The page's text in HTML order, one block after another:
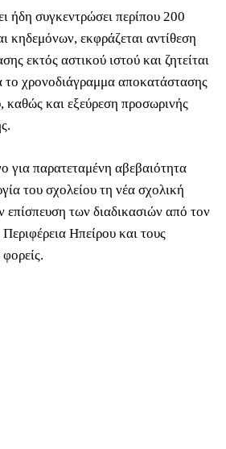
ήδη συγκεντρώσει περίπου 200
κηδεμόνων, εκφράζεται αντίθεση
εκτός αστικού ιστού και ζητείται
το χρονοδιάγραμμα αποκατάστασης
καθώς και εξεύρεση προσωρινής
για παρατεταμένη αβεβαιότητα
του σχολείου τη νέα σχολική
επίσπευση των διαδικασιών από τον
Ηπείρου και τους